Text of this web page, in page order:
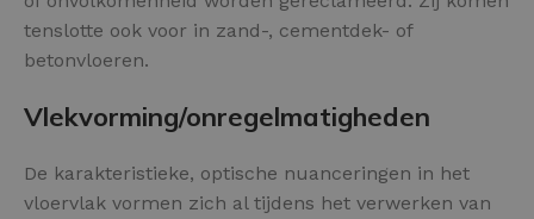
tenslotte ook voor in zand-, cementdek- of
betonvloeren.
Vlekvorming/onregelmatigheden
De karakteristieke, optische nuanceringen in het
vloervlak vormen zich al tijdens het verwerken van